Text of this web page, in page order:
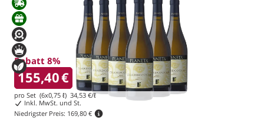
Rabatt 8%
155,40€
pro Set (6x0,75 ℓ) 34,53 €/ℓ
Inkl. MwSt. und St.
Niedrigster Preis: 169,80 €